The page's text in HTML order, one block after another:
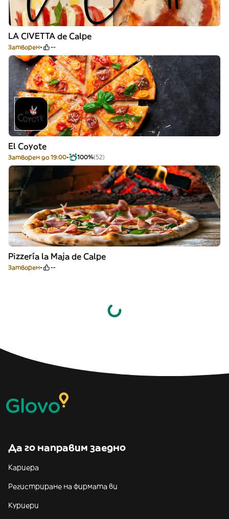
LA CIVETTA de Calpe
Затворен --
El Coyote
Затворен до 19:00 100%(52)
Pizzería la Maja de Calpe
Затворен --
Да го направим заедно
Кариера
Регистриране на фирмата ви
Куриери